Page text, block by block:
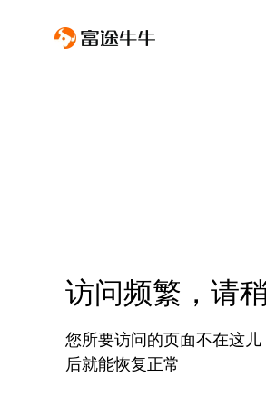
访问频繁，请
您所要访问的页面不在这
后就能恢复正常